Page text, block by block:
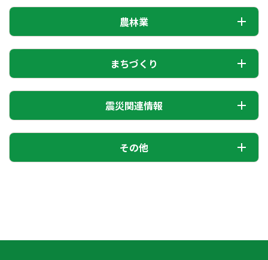
農林業
まちづくり
震災関連情報
その他